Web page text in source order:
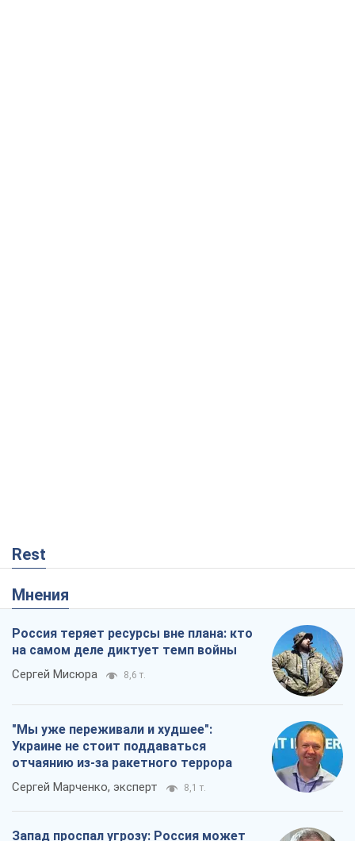
Rest
Мнения
Россия теряет ресурсы вне плана: кто
на самом деле диктует темп войны
Сергей Мисюра 8,6 т.
"Мы уже переживали и худшее":
Украине не стоит поддаваться
отчаянию из-за ракетного террора
Сергей Марченко, эксперт 8,1 т.
Запад проспал угрозу: Россия может